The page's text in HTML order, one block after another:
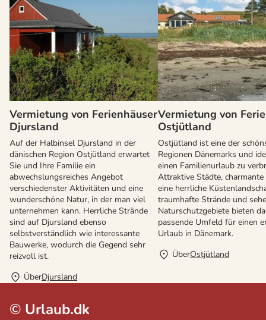
Vermietung von Ferienhäuser
Djursland
Auf der Halbinsel Djursland in der
dänischen Region Ostjütland erwartet
Sie und Ihre Familie ein
abwechslungsreiches Angebot
verschiedenster Aktivitäten und eine
wunderschöne Natur, in der man viel
unternehmen kann. Herrliche Strände
sind auf Djursland ebenso
selbstverständlich wie interessante
Bauwerke, wodurch die Gegend sehr
reizvoll ist.
ÜberDjursland
Vermietung von
Ostjütland
Ostjütland ist eine der
Regionen Dänemarks und
einen Familienurlaub zu
Attraktive Städte, charmante
eine herrliche
traumhafte Strände und
Naturschutzgebiete bieten
passende Umfeld für einen
Urlaub in Dänemark.
ÜberOstjütland
© Urlaub.dk